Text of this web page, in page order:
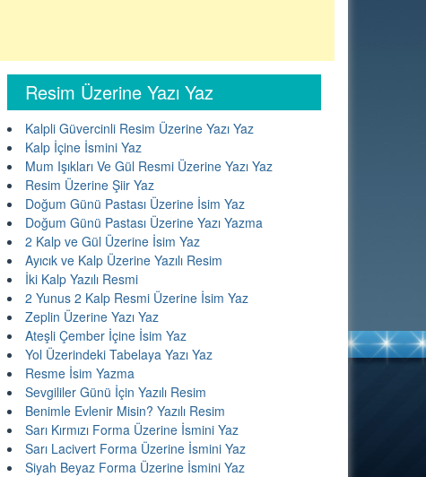
Resim Üzerine Yazı Yaz
Kalpli Güvercinli Resim Üzerine Yazı Yaz
Kalp İçine İsmini Yaz
Mum Işıkları Ve Gül Resmi Üzerine Yazı Yaz
Resim Üzerine Şiir Yaz
Doğum Günü Pastası Üzerine İsim Yaz
Doğum Günü Pastası Üzerine Yazı Yazma
2 Kalp ve Gül Üzerine İsim Yaz
Ayıcık ve Kalp Üzerine Yazılı Resim
İki Kalp Yazılı Resmi
2 Yunus 2 Kalp Resmi Üzerine İsim Yaz
Zeplin Üzerine Yazı Yaz
Ateşli Çember İçine İsim Yaz
Yol Üzerindeki Tabelaya Yazı Yaz
Resme İsim Yazma
Sevgililer Günü İçin Yazılı Resim
Benimle Evlenir Misin? Yazılı Resim
Sarı Kırmızı Forma Üzerine İsmini Yaz
Sarı Lacivert Forma Üzerine İsmini Yaz
Siyah Beyaz Forma Üzerine İsmini Yaz